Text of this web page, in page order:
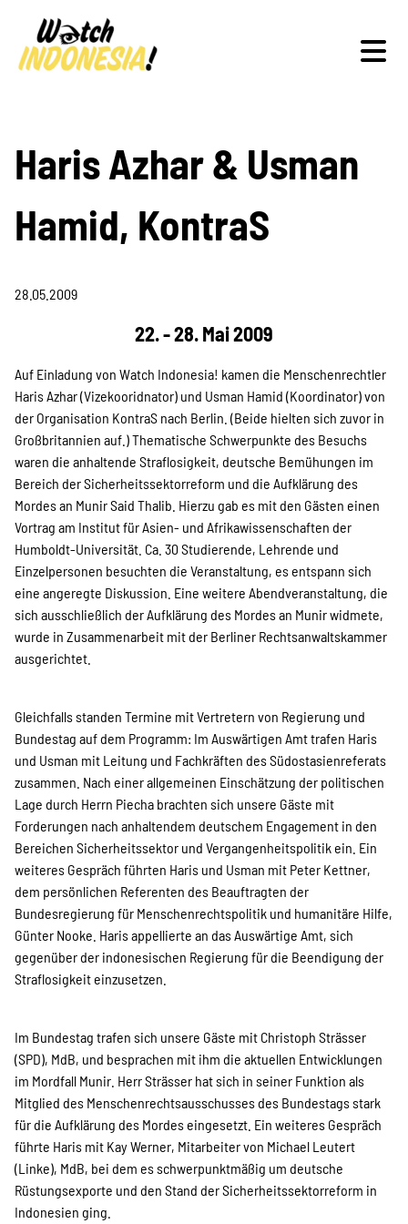
Schwerpunkte
Veranstaltungen
Publikationen
Projekte
Kampagne
Stellenangebote
Newsletter abonnieren
SPENDEN
Über uns
Transparenz
Kontakt
english
Indonesian
Haris Azhar & Usman
Hamid, KontraS
28.05.2009
22. - 28. Mai 2009
Auf Einladung von Watch Indonesia! kamen die Menschenrechtler
Haris Azhar (Vizekooridnator) und Usman Hamid (Koordinator) von
der Organisation KontraS nach Berlin. (Beide hielten sich zuvor in
Großbritannien auf.) Thematische Schwerpunkte des Besuchs
waren die anhaltende Straflosigkeit, deutsche Bemühungen im
Bereich der Sicherheitssektorreform und die Aufklärung des
Mordes an Munir Said Thalib. Hierzu gab es mit den Gästen einen
Vortrag am Institut für Asien- und Afrikawissenschaften der
Humboldt-Universität. Ca. 30 Studierende, Lehrende und
Einzelpersonen besuchten die Veranstaltung, es entspann sich
eine angeregte Diskussion. Eine weitere Abendveranstaltung, die
sich ausschließlich der Aufklärung des Mordes an Munir widmete,
wurde in Zusammenarbeit mit der Berliner Rechtsanwaltskammer
ausgerichtet.
Gleichfalls standen Termine mit Vertretern von Regierung und
Bundestag auf dem Programm: Im Auswärtigen Amt trafen Haris
und Usman mit Leitung und Fachkräften des Südostasienreferats
zusammen. Nach einer allgemeinen Einschätzung der politischen
Lage durch Herrn Piecha brachten sich unsere Gäste mit
Forderungen nach anhaltendem deutschem Engagement in den
Bereichen Sicherheitssektor und Vergangenheitspolitik ein. Ein
weiteres Gespräch führten Haris und Usman mit Peter Kettner,
dem persönlichen Referenten des Beauftragten der
Bundesregierung für Menschenrechtspolitik und humanitäre Hilfe,
Günter Nooke. Haris appellierte an das Auswärtige Amt, sich
gegenüber der indonesischen Regierung für die Beendigung der
Straflosigkeit einzusetzen.
Im Bundestag trafen sich unsere Gäste mit Christoph Strässer
(SPD), MdB, und besprachen mit ihm die aktuellen Entwicklungen
im Mordfall Munir. Herr Strässer hat sich in seiner Funktion als
Mitglied des Menschenrechtsausschusses des Bundestags stark
für die Aufklärung des Mordes eingesetzt. Ein weiteres Gespräch
führte Haris mit Kay Werner, Mitarbeiter von Michael Leutert
(Linke), MdB, bei dem es schwerpunktmäßig um deutsche
Rüstungsexporte und den Stand der Sicherheitssektorreform in
Indonesien ging.